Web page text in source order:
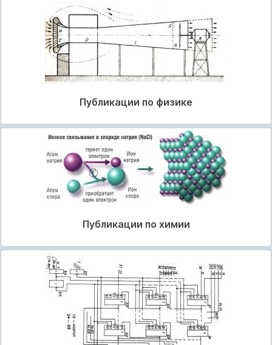
Публикации по физике
Публикации по химии